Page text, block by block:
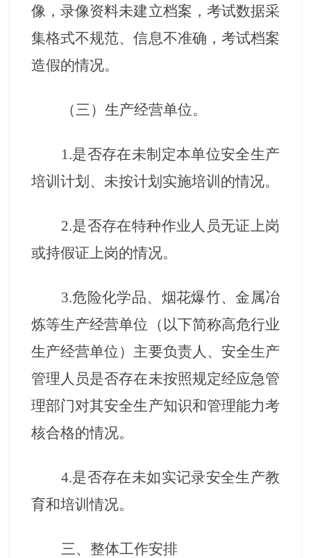
像，录像资料未建立档案，考试数据采
集格式不规范、信息不准确，考试档案
造假的情况。
（三）生产经营单位。
1.是否存在未制定本单位安全生产
培训计划、未按计划实施培训的情况。
2.是否存在特种作业人员无证上岗
或持假证上岗的情况。
3.危险化学品、烟花爆竹、金属冶
炼等生产经营单位（以下简称高危行业
生产经营单位）主要负责人、安全生产
管理人员是否存在未按照规定经应急管
理部门对其安全生产知识和管理能力考
核合格的情况。
4.是否存在未如实记录安全生产教
育和培训情况。
三、整体工作安排